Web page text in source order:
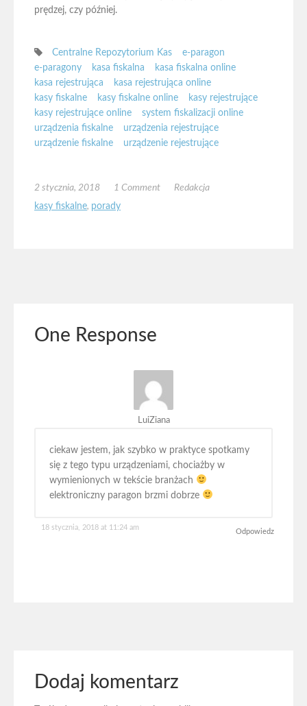
prędzej, czy później.
Centralne Repozytorium Kas
e-paragon
e-paragony
kasa fiskalna
kasa fiskalna online
kasa rejestrująca
kasa rejestrująca online
kasy fiskalne
kasy fiskalne online
kasy rejestrujące
kasy rejestrujące online
system fiskalizacji online
urządzenia fiskalne
urządzenia rejestrujące
urządzenie fiskalne
urządzenie rejestrujące
2 stycznia, 2018 1 Comment
Redakcja
kasy fiskalne, porady
One Response
LuiZiana
ciekaw jestem, jak szybko w praktyce spotkamy
się z tego typu urządzeniami, chociażby w
wymienionych w tekście branżach
elektroniczny paragon brzmi dobrze
18 stycznia, 2018 at 11:24 am
Odpowiedz
Dodaj komentarz